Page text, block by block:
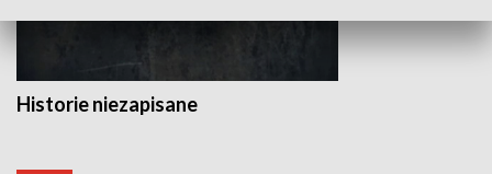
Historie niezapisane